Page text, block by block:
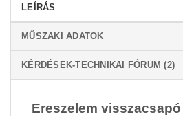
LEÍRÁS
MŰSZAKI ADATOK
KÉRDÉSEK-TECHNIKAI FÓRUM (2)
Ereszelem visszacsapó